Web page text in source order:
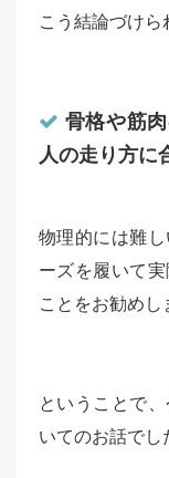
こう結論づけら
骨格や筋
人の走り方に
物理的には難
ーズを履いて
ことをお勧めし
ということで
いてのお話でし